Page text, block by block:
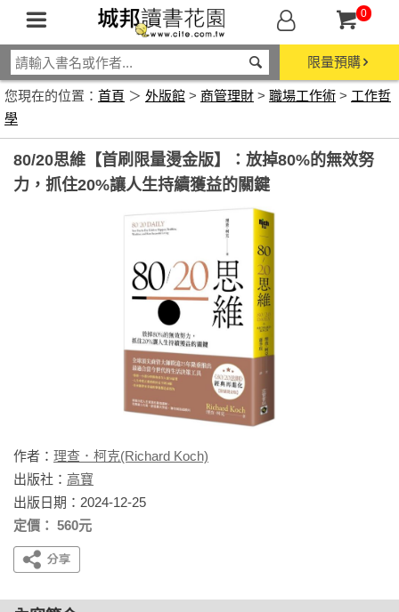
0
限量預購
您現在的位置： 首頁 ＞ 外版館 > 商管理財 > 職場工作術 > 工作哲
學
80/20思維【首刷限量燙金版】：放掉80%的無效努
力，抓住20%讓人生持續獲益的關鍵
作者： 理查．柯克(Richard Koch)
出版社： 高寶
出版日期：2024-12-25
定價： 560元